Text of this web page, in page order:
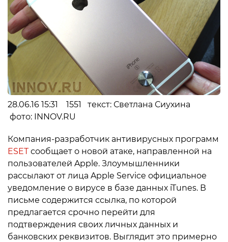
28.06.16 15:31 1551 текст: Светлана Сиухина
фото: INNOV.RU
Компания-разработчик антивирусных программ
ESETсообщает о новой атаке, направленной на
пользователей Apple. Злоумышленники
рассылают от лица Apple Service официальное
уведомление о вирусе в базе данных iTunes. В
письме содержится ссылка, по которой
предлагается срочно перейти для
подтверждения своих личных данных и
банковских реквизитов. Выглядит это примерно